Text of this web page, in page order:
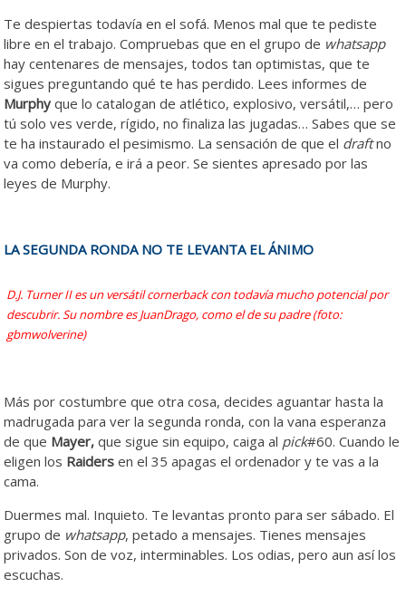
Te despiertas todavía en el sofá. Menos mal que te pediste
libre en el trabajo. Compruebas que en el grupo de whatsapp
hay centenares de mensajes, todos tan optimistas, que te
sigues preguntando qué te has perdido. Lees informes de
Murphy que lo catalogan de atlético, explosivo, versátil,… pero
tú solo ves verde, rígido, no finaliza las jugadas… Sabes que se
te ha instaurado el pesimismo. La sensación de que el draftno
va como debería, e irá a peor. Se sientes apresado por las
leyes de Murphy.
LA SEGUNDA RONDA NO TE LEVANTA EL ÁNIMO
D.J. Turner II es un versátil cornerback con todavía mucho potencial por
descubrir. Su nombre es JuanDrago, como el de su padre (foto:
gbmwolverine)
Más por costumbre que otra cosa, decides aguantar hasta la
madrugada para ver la segunda ronda, con la vana esperanza
de que Mayer, que sigue sin equipo, caiga al pick#60. Cuando le
eligen los Raiders en el 35 apagas el ordenador y te vas a la
cama.
Duermes mal. Inquieto. Te levantas pronto para ser sábado. El
grupo de whatsapp, petado a mensajes. Tienes mensajes
privados. Son de voz, interminables. Los odias, pero aun así los
escuchas.